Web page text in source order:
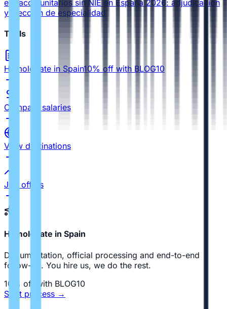
extracomunitarios sin NIE en España 2026: adjudicación
y elección de especialidad
Tools
Homologate in Spain10% off with BLOG10
Compare salaries
View destinations
Job offers
Homologate in Spain
Documentation, official processing and end-to-end
follow-up. You hire us, we do the rest.
10% off with BLOG10
Start process →